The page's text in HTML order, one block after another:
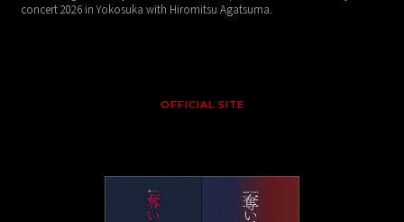
concert 2026 in Yokosuka with Hiromitsu Agatsuma.
OFFICIAL SITE